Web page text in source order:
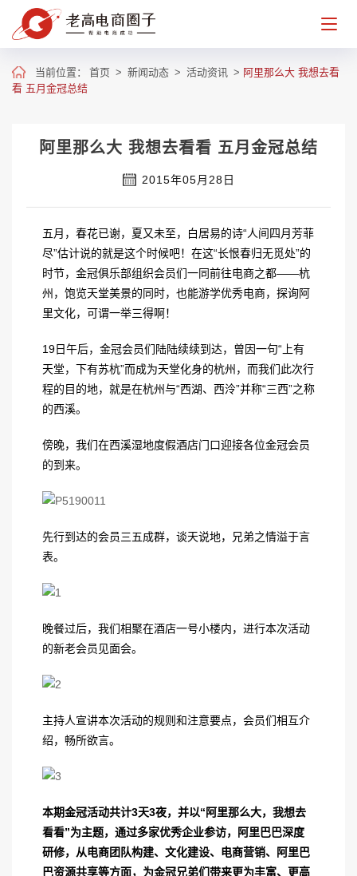
当前位置： 首页 > 新闻动态 > 活动资讯 > 阿里那么大 我想去看
看 五月金冠总结
阿里那么大 我想去看看 五月金冠总结
2015年05月28日
五月，春花已谢，夏又未至，白居易的诗“人间四月芳菲
尽”估计说的就是这个时候吧！在这“长恨春归无觅处”的
时节，金冠俱乐部组织会员们一同前往电商之都——杭
州，饱览天堂美景的同时，也能游学优秀电商，探询阿
里文化，可谓一举三得啊！
19日午后，金冠会员们陆陆续续到达，曾因一句“上有
天堂，下有苏杭”而成为天堂化身的杭州，而我们此次行
程的目的地，就是在杭州与“西湖、西泠”并称“三西”之称
的西溪。
傍晚，我们在西溪湿地度假酒店门口迎接各位金冠会员
的到来。
先行到达的会员三五成群，谈天说地，兄弟之情溢于言
表。
晚餐过后，我们相聚在酒店一号小楼内，进行本次活动
的新老会员见面会。
主持人宣讲本次活动的规则和注意要点，会员们相互介
绍，畅所欲言。
本期金冠活动共计3天3夜，并以“阿里那么大，我想去
看看”为主题，通过多家优秀企业参访，阿里巴巴深度
研修，从电商团队构建、文化建设、电商营销、阿里巴
巴资源共享等方面，为金冠兄弟们带来更为丰富、更高